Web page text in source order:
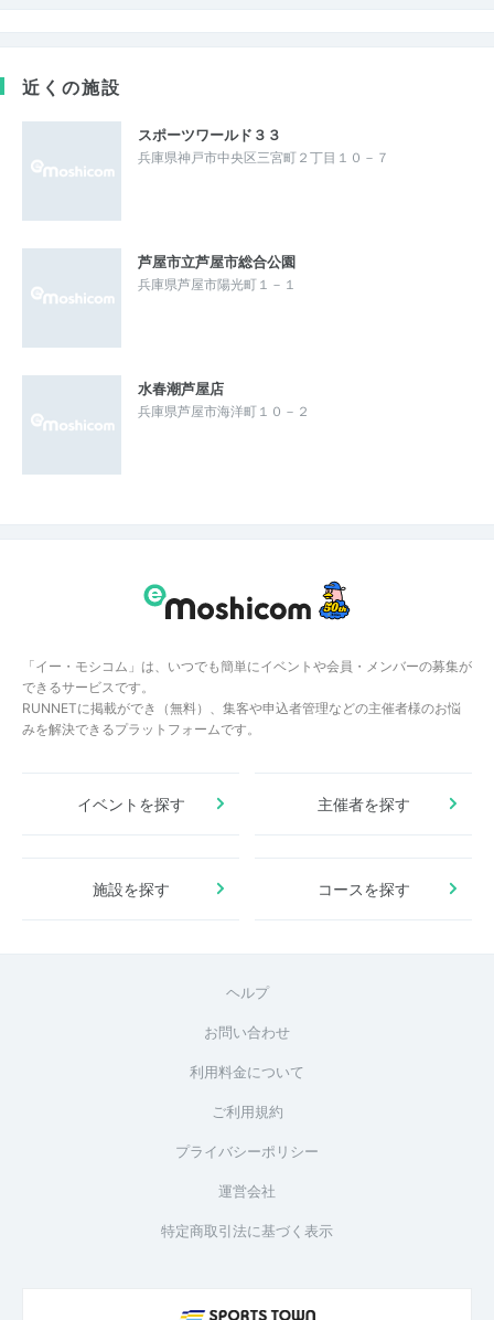
近くの施設
スポーツワールド３３
兵庫県神戸市中央区三宮町２丁目１０－７
芦屋市立芦屋市総合公園
兵庫県芦屋市陽光町１－１
水春潮芦屋店
兵庫県芦屋市海洋町１０－２
「イー・モシコム」は、いつでも簡単にイベントや会員・メンバーの募集が
できるサービスです。
RUNNETに掲載ができ（無料）、集客や申込者管理などの主催者様のお悩
みを解決できるプラットフォームです。
イベントを探す 主催者を探す
施設を探す コースを探す
ヘルプ
お問い合わせ
利用料金について
ご利用規約
プライバシーポリシー
運営会社
特定商取引法に基づく表示